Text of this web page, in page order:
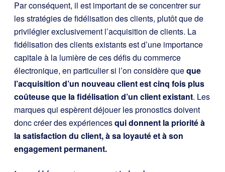
Par conséquent, il est important de se concentrer sur
les stratégies de fidélisation des clients, plutôt que de
privilégier exclusivement l’acquisition de clients. La
fidélisation des clients existants est d’une importance
capitale à la lumière de ces défis du commerce
électronique, en particulier si l’on considère queque
l’acquisition d’un nouveau client est cinq fois plus
coûteuse que la fidélisation d’un client existant. Les
marques qui espèrent déjouer les pronostics doivent
donc créer des expériencesqui donnent la priorité à
la satisfaction du client, à sa loyauté et à son
engagement permanent.